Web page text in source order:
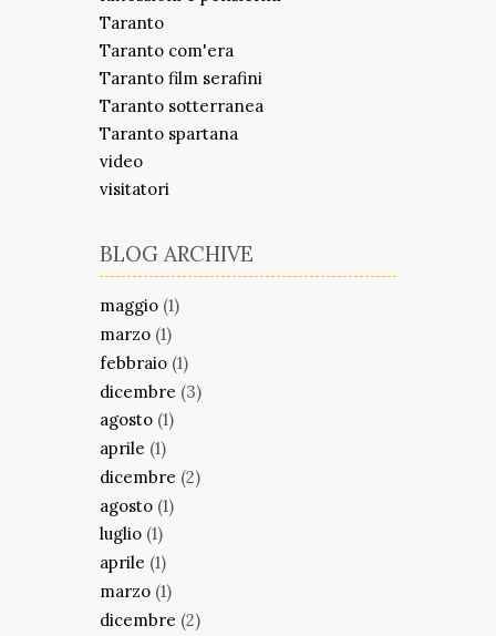
Taranto
Taranto com'era
Taranto film serafini
Taranto sotterranea
Taranto spartana
video
visitatori
BLOG ARCHIVE
maggio (1)
marzo (1)
febbraio (1)
dicembre (3)
agosto (1)
aprile (1)
dicembre (2)
agosto (1)
luglio (1)
aprile (1)
marzo (1)
dicembre (2)